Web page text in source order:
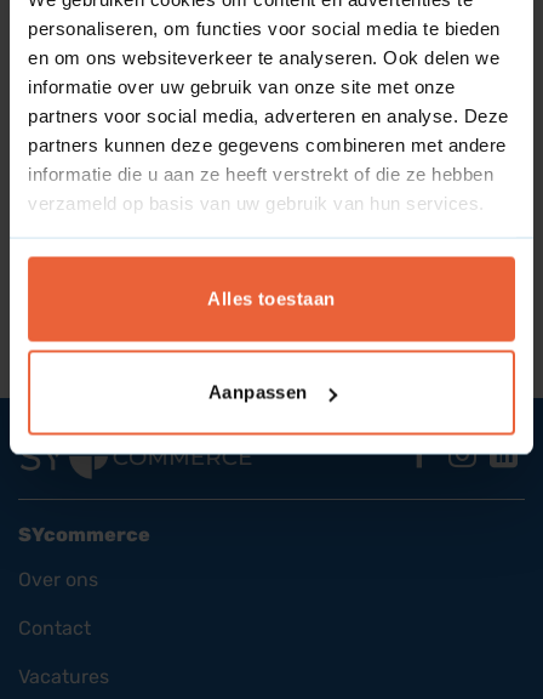
personaliseren, om functies voor social media te bieden
en om ons websiteverkeer te analyseren. Ook delen we
informatie over uw gebruik van onze site met onze
partners voor social media, adverteren en analyse. Deze
partners kunnen deze gegevens combineren met andere
informatie die u aan ze heeft verstrekt of die ze hebben
verzameld op basis van uw gebruik van hun services.
Alles toestaan
Aanpassen
minimaliseren, reputatieschade te voorkomen en de
algehele integriteit en betrouwbaarheid van de
onderneming te beschermen naar de buitenwereld en
klanten toe.
Wat is een Community?
SYcommerce
Over ons
Contact
Vacatures